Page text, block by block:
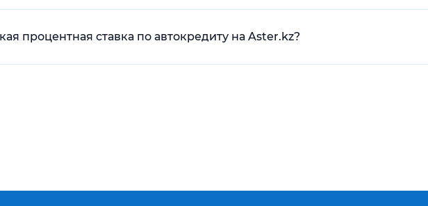
процентная ставка по автокредиту на Aster.kz?